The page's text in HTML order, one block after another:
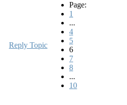
Reply Topic
Page:
1
...
4
5
6
7
8
...
10